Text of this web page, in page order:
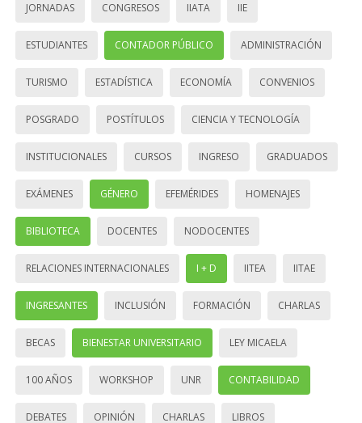
JORNADAS CONGRESOS IIATA IIE
ESTUDIANTES CONTADOR PÚBLICO ADMINISTRACIÓN
TURISMO ESTADÍSTICA ECONOMÍA CONVENIOS
POSGRADO POSTÍTULOS CIENCIA Y TECNOLOGÍA
INSTITUCIONALES CURSOS INGRESO GRADUADOS
EXÁMENES GÉNERO EFEMÉRIDES HOMENAJES
BIBLIOTECA DOCENTES NODOCENTES
RELACIONES INTERNACIONALES I + D IITEA IITAE
INGRESANTES INCLUSIÓN FORMACIÓN CHARLAS
BECAS BIENESTAR UNIVERSITARIO LEY MICAELA
100 AÑOS WORKSHOP UNR CONTABILIDAD
DEBATES OPINIÓN CHARLAS LIBROS